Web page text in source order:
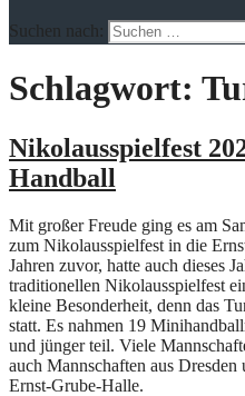
Suchen nach:
Schlagwort:
Nikolausspielfest
Handball
Mit großer Freude ging es am
zum Nikolausspielfest in die
Jahren zuvor, hatte auch dieses
traditionellen Nikolausspielfest
kleine Besonderheit, denn das
statt. Es nahmen 19
und jünger teil. Viele
auch Mannschaften aus
Ernst-Grube-Halle.